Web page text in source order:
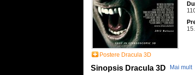
Postere Dracula 3D
Sinopsis Dracula 3D Mai mult